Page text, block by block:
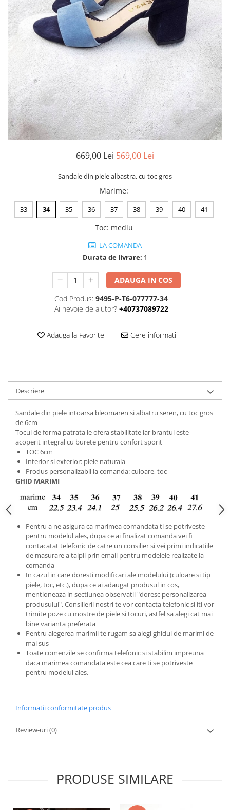
Posete
Rucsac
Saculet
Borsete
Mov
Visiniu
Albastru
669,00 Lei 569,00 Lei
Sandale din piele albastra, cu toc gros
Marime:
33 34 35 36 37 38 39 40 41
Toc: mediu
LA COMANDA
Durata de livrare: 1
ADAUGA IN COS
Cod Produs: 9495-P-T6-077777-34
Ai nevoie de ajutor? +40737089722
Adauga la Favorite Cere informatii
Descriere
Sandale din piele intoarsa bleomaren si albatru seren, cu toc gros
de 6cm
Tocul de forma patrata le ofera stabilitate iar brantul este
acoperit integral cu burete pentru confort sporit
TOC 6cm
Interior si exterior: piele naturala
Produs personalizabil la comanda: culoare, toc
GHID MARIMI
Pentru a ne asigura ca marimea comandata ti se potriveste
pentru modelul ales, dupa ce ai finalizat comanda vei fi
contacatat telefonic de catre un consilier si vei primi indicatiile
de masurare a talpii prin email pentru modelele realizate la
comanda
In cazul in care doresti modificari ale modelului (culoare si tip
piele, toc, etc.), dupa ce ai adaugat produsul in cos,
mentioneaza in sectiunea observatii "doresc personalizarea
produsului". Consilierii nostri te vor contacta telefonic si iti vor
trimite poze cu mostre de piele si tocuri, astfel sa alegi cat mai
bine varianta preferata
Pentru alegerea marimii te rugam sa alegi ghidul de marimi de
mai sus
Toate comenzile se confirma telefonic si stabilim impreuna
daca marimea comandata este cea care ti se potriveste
pentru modelul ales.
Informatii conformitate produs
Review-uri(0)
PRODUSE SIMILARE